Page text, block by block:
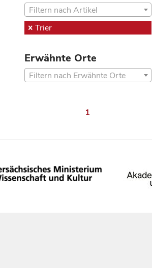
Filtern nach Artikel
Trier
Erwähnte Orte
Filtern nach Erwähnte Orte
1